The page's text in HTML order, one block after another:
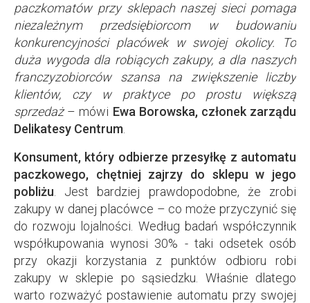
paczkomatów przy sklepach naszej sieci pomaga
niezależnym przedsiębiorcom w budowaniu
konkurencyjności placówek w swojej okolicy. To
duża wygoda dla robiących zakupy, a dla naszych
franczyzobiorców szansa na zwiększenie liczby
klientów, czy w praktyce po prostu większą
sprzedaż– mówi Ewa Borowska, członek zarządu
Delikatesy Centrum
Konsument, który odbierze przesyłkę z automatu
paczkowego, chętniej zajrzy do sklepu w jego
pobliżu . Jest bardziej prawdopodobne, że zrobi
zakupy w danej placówce – co może przyczynić się
do rozwoju lojalności. Według badań współczynnik
współkupowania wynosi 30% - taki odsetek osób
przy okazji korzystania z punktów odbioru robi
zakupy w sklepie po sąsiedzku. Właśnie dlatego
warto rozważyć postawienie automatu przy swojej